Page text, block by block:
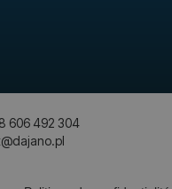
606 492 304